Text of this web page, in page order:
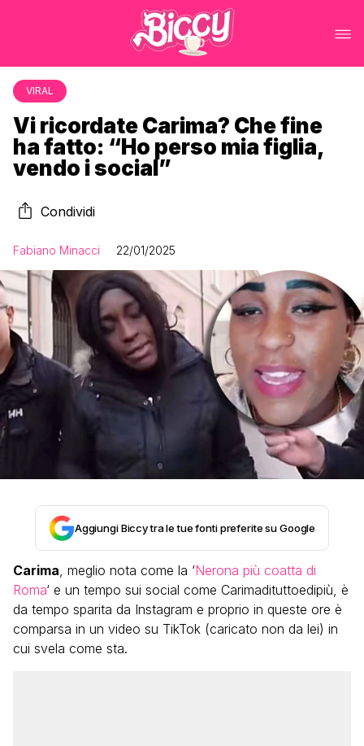
VIRAL
Vi ricordate Carima? Che fine
ha fatto: “Ho perso mia figlia,
vendo i social”
Condividi
Fabiano Minacci 22/01/2025
Aggiungi Biccy tra le tue fonti preferite su Google
Carima, meglio nota come la ‘Nerona più coatta di
Roma‘ e un tempo sui social come Carimadituttoedipiù, è
da tempo sparita da Instagram e proprio in queste ore è
comparsa in un video su TikTok (caricato non da lei) in
cui svela come sta.